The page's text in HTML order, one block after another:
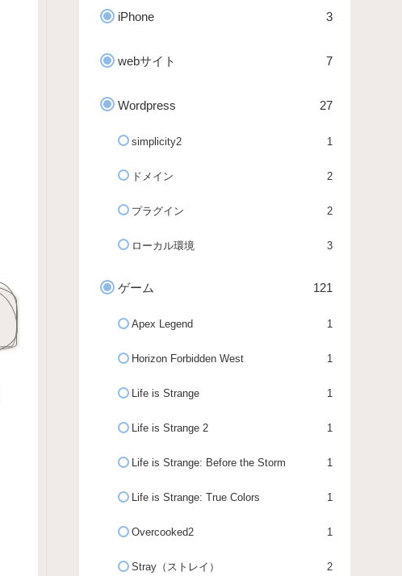
iPhone 3
webサイト 7
Wordpress 27
simplicity2 1
ドメイン 2
プラグイン 2
ローカル環境 3
ゲーム 121
Apex Legend 1
Horizon Forbidden West 1
Life is Strange 1
Life is Strange 2 1
Life is Strange: Before the Storm 1
Life is Strange: True Colors 1
Overcooked2 1
Stray（ストレイ） 2